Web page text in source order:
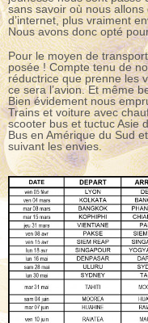
sans savoir où nous allons
d’internet, plus vraiment
Nous avons donc opté
Pour le moyen de
posée ! Compte tenu de
réductrice que prenne les
ce sera l’avion. Et même
Bien évidement nous
Trains et voiture avec
scooter bus et tuctuc Asie
Bus en Amérique du Sud
suivant les envies.